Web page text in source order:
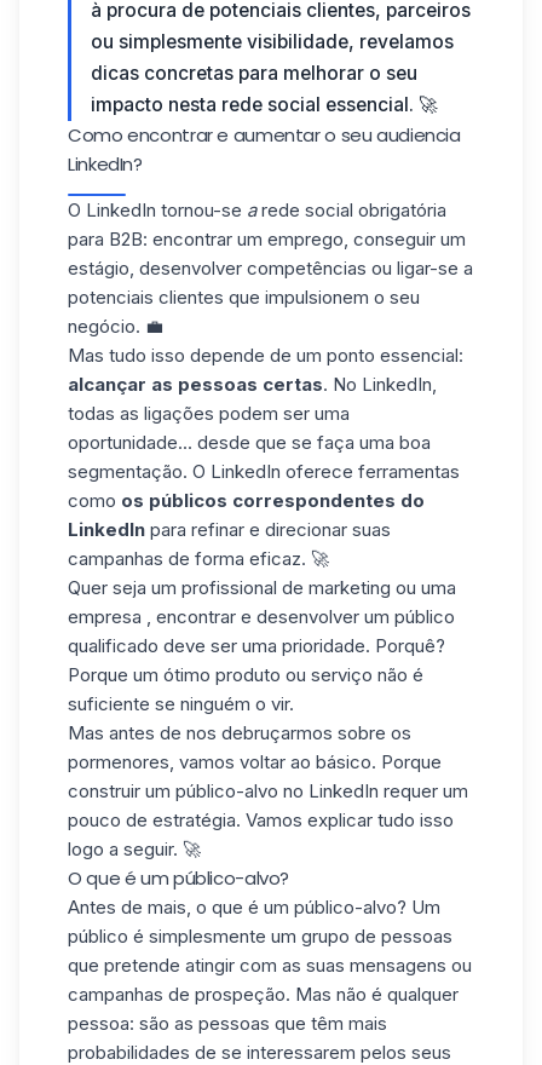
à procura de potenciais clientes, parceiros
ou simplesmente visibilidade, revelamos
dicas concretas para melhorar o seu
impacto nesta rede social essencial. 🚀
Como encontrar e aumentar o seu audiencia
LinkedIn?
O LinkedIn tornou-se arede social obrigatória
para B2B: encontrar um emprego, conseguir um
estágio, desenvolver competências ou ligar-se a
potenciais clientes que impulsionem o seu
negócio. 💼
Mas tudo isso depende de um ponto essencial:
alcançar as pessoas certas. No LinkedIn,
todas as ligações podem ser uma
oportunidade... desde que se faça uma boa
segmentação. O LinkedIn oferece ferramentas
como os públicos correspondentes do
LinkedIn para refinar e direcionar suas
campanhas de forma eficaz. 🚀
Quer seja um profissional de marketing ou uma
empresa , encontrar e desenvolver um público
qualificado deve ser uma prioridade. Porquê?
Porque um ótimo produto ou serviço não é
suficiente se ninguém o vir.
Mas antes de nos debruçarmos sobre os
pormenores, vamos voltar ao básico. Porque
construir um público-alvo no LinkedIn requer um
pouco de estratégia. Vamos explicar tudo isso
logo a seguir. 🚀
O que é um público-alvo?
Antes de mais, o que é um público-alvo? Um
público é simplesmente um grupo de pessoas
que pretende atingir com as suas mensagens ou
campanhas de prospeção. Mas não é qualquer
pessoa: são as pessoas que têm mais
probabilidades de se interessarem pelos seus